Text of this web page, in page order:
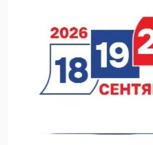
Нижегородский кадровый центр
05.08.2026 10:51